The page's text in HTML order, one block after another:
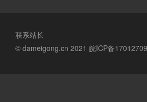
联系站长
© dameigong.cn 2021 皖ICP备